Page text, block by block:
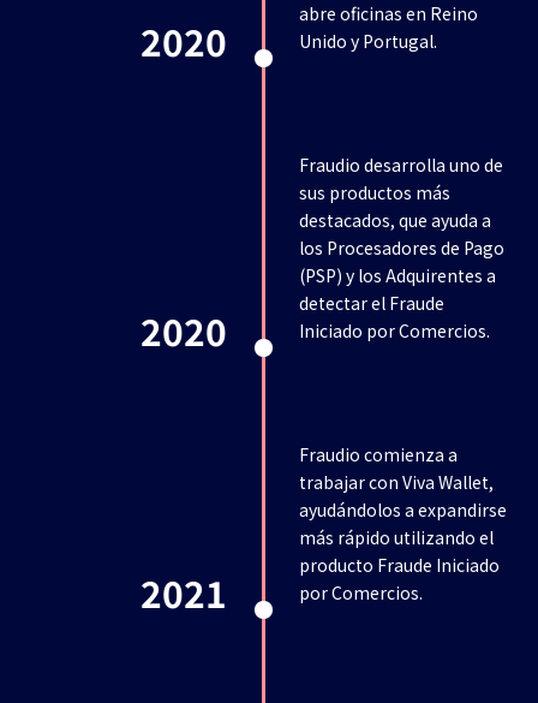
2020
abre oficinas en Reino
Unido y Portugal.
2020
Fraudio desarrolla uno de
sus productos más
destacados, que ayuda a
los Procesadores de Pago
(PSP) y los Adquirentes a
detectar el Fraude
Iniciado por Comercios.
2021
Fraudio comienza a
trabajar con Viva Wallet,
ayudándolos a expandirse
más rápido utilizando el
producto Fraude Iniciado
por Comercios.